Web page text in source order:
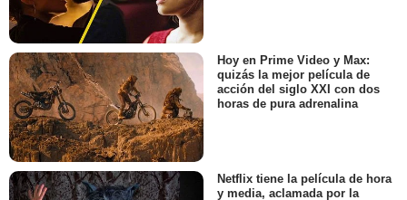
Hoy en Prime Video y Max:
quizás la mejor película de
acción del siglo XXI con dos
horas de pura adrenalina
Netflix tiene la película de hora
y media, aclamada por la